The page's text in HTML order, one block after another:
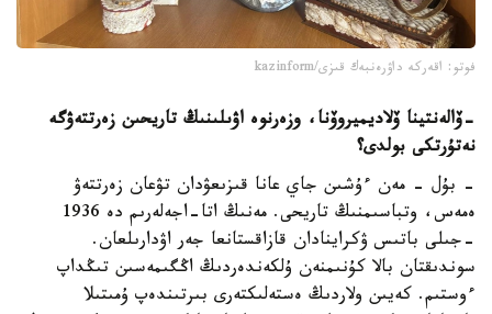
فوتو: اقەركە داۋرەنبەك قىزى/kazinform
-ۆالەنتينا ۆلاديميروۆنا، وزەرنوە اۋىلىنىڭ تاريحىن زەرتتەۋگە
نەتۇرتكى بولدى؟
- بۇل - مەن ءۇشىن جاي عانا قىزىعۋدان تۋعان زەرتتەۋ
ەمەس، وتباسىمنىڭ تاريحى. مەنىڭ اتا-اجەلەرىم دە 1936
-جىلى باتىس ۋكراينادان قازاقستانعا جەر اۋدارىلعان.
سوندىقتان بالا كۇنىمنەن ۇلكەندەردىڭ اڭگىمەسىن تىڭداپ
ءوستىم. كەيىن ولاردىڭ ەستەلىكتەرى بىرتىندەپ ۇمىتىلا